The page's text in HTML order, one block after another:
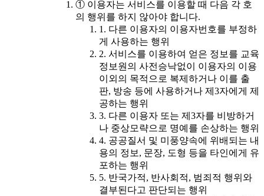
① 이용자는 서비스를 이용할 때 다음 각 호
의 행위를 하지 않아야 합니다.
1. 다른 이용자의 이용자번호를 부정하
게 사용하는 행위
2. 서비스를 이용하여 얻은 정보를 교육
정보원의 사전승낙없이 이용자의 이용
이외의 목적으로 복제하거나 이를 출
판, 방송 등에 사용하거나 제3자에게 제
공하는 행위
3. 다른 이용자 또는 제3자를 비방하거
나 중상모략으로 명예를 손상하는 행위
4. 공공질서 및 미풍양속에 위배되는 내
용의 정보, 문장, 도형 등을 타인에게 유
포하는 행위
5. 반국가적, 반사회적, 범죄적 행위와
결부된다고 판단되는 행위